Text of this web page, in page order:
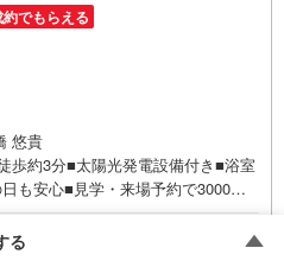
でもらえる
悠貴
歩約3分■太陽光発電設備付き■浴室
も安心■見学・来場予約で3000円
トプレゼント実施中■デジコ詳細は
～仙台市を中心に宮城県内の多数
は当社の強みを大きく2つに分けて
る